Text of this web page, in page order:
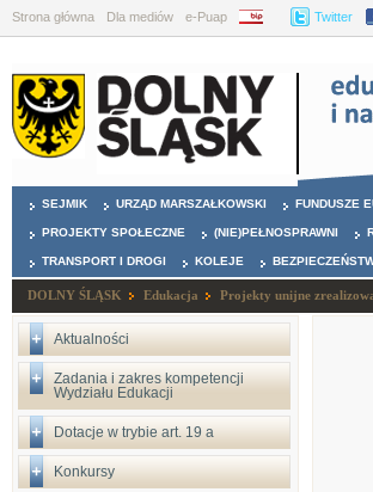
Strona główna Dla mediów e-Puap BIP Twitter
SEJMIK URZĄD MARSZAŁKOWSKI FUNDUSZE
PROJEKTY SPOŁECZNE (NIE)PEŁNOSPRAWNI
TRANSPORT I DROGI KOLEJE
DOLNY ŚLĄSK Edukacja Projekty unijne
Aktualności
Zadania i zakres kompetencji
Wydziału Edukacji
Dotacje w trybie art. 19 a
Konkursy